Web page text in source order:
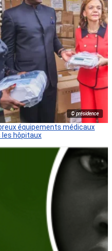
© présidence
équipements médicaux
hôpitaux